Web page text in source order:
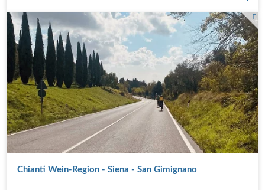
Chianti Wein-Region - Siena - San Gimignano